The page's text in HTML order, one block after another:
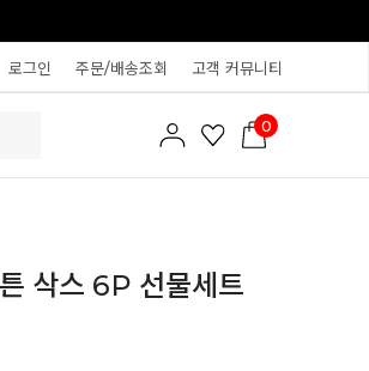
로그인 주문/배송조회 고객 커뮤니티
0
삭스 6P 선물세트